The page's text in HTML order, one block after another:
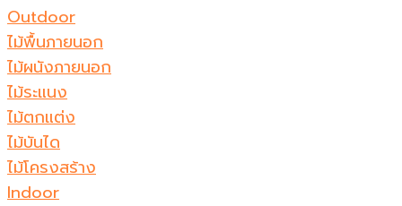
Outdoor
ไม้พื้นภายนอก
ไม้ผนังภายนอก
ไม้ระแนง
ไม้ตกแต่ง
ไม้บันได
ไม้โครงสร้าง
Indoor